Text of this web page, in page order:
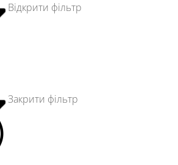
Відкрити фільтр
Закрити фільтр